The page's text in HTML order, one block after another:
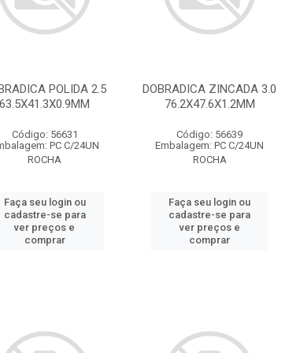
POLIDA 2.5
63.5X41.3X0.9MM
Código: 56631
PC C/24UN
ROCHA
Faça seu login ou
cadastre-se para
ver preços e
comprar
DOBRADICA ZINCADA 3.0
76.2X47.6X1.2MM
Código: 56639
Embalagem: PC C/24UN
ROCHA
Faça seu login ou
cadastre-se para
ver preços e
comprar